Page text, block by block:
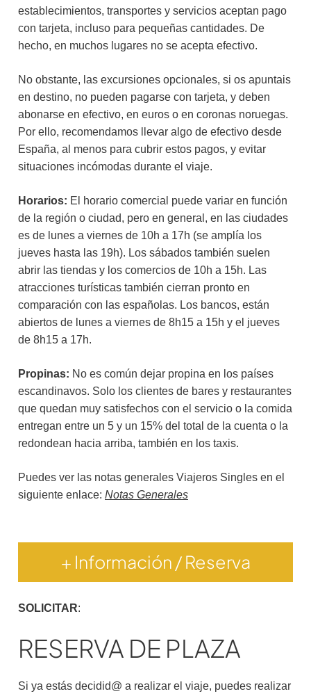
establecimientos, transportes y servicios aceptan pago
con tarjeta, incluso para pequeñas cantidades. De
hecho, en muchos lugares no se acepta efectivo.
No obstante, las excursiones opcionales, si os apuntais
en destino, no pueden pagarse con tarjeta, y deben
abonarse en efectivo, en euros o en coronas noruegas.
Por ello, recomendamos llevar algo de efectivo desde
España, al menos para cubrir estos pagos, y evitar
situaciones incómodas durante el viaje.
Horarios: El horario comercial puede variar en función
de la región o ciudad, pero en general, en las ciudades
es de lunes a viernes de 10h a 17h (se amplía los
jueves hasta las 19h). Los sábados también suelen
abrir las tiendas y los comercios de 10h a 15h. Las
atracciones turísticas también cierran pronto en
comparación con las españolas. Los bancos, están
abiertos de lunes a viernes de 8h15 a 15h y el jueves
de 8h15 a 17h.
Propinas: No es común dejar propina en los países
escandinavos. Solo los clientes de bares y restaurantes
que quedan muy satisfechos con el servicio o la comida
entregan entre un 5 y un 15% del total de la cuenta o la
redondean hacia arriba, también en los taxis.
Puedes ver las notas generales Viajeros Singles en el
siguiente enlace: Notas Generales
+ Información / Reserva
SOLICITAR:
RESERVA DE PLAZA
Si ya estás decidid@ a realizar el viaje, puedes realizar